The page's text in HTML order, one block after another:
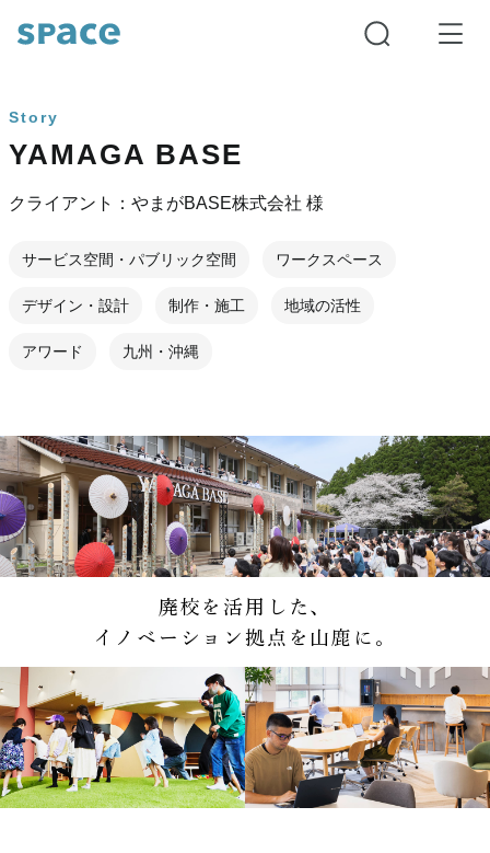
Story
YAMAGA BASE
クライアント：やまがBASE株式会社 様
サービス空間・パブリック空間 ワークスペース
デザイン・設計 制作・施工 地域の活性
アワード 九州・沖縄
廃校を活用した、
イノベーション拠点を山鹿に。